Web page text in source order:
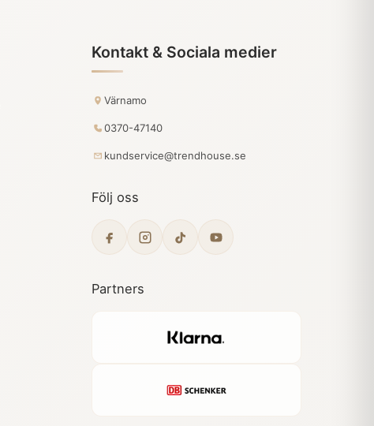
Kontakt & Sociala medier
Värnamo
0370-47140
kundservice@trendhouse.se
Följ oss
Partners